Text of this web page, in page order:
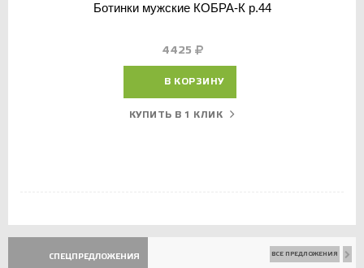
Ботинки мужские КОБРА-К р.44
4425
В КОРЗИНУ
КУПИТЬ В 1 КЛИК
СПЕЦПРЕДЛОЖЕНИЯ ВСЕ ПРЕДЛОЖЕНИЯ